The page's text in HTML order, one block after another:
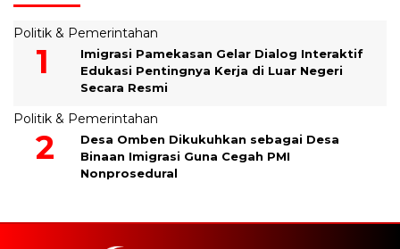
Politik & Pemerintahan
Imigrasi Pamekasan Gelar Dialog Interaktif
Edukasi Pentingnya Kerja di Luar Negeri
Secara Resmi
Politik & Pemerintahan
Desa Omben Dikukuhkan sebagai Desa
Binaan Imigrasi Guna Cegah PMI
Nonprosedural